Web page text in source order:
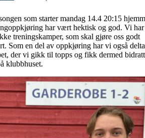
som starter mandag 14.4 20:15
har vært hektisk og god. Vi har
treningskamper, som skal gjøre oss godt
Som en del av oppkjøring har vi også
der vi gikk til topps og fikk dermed bidratt
klubbhuset.